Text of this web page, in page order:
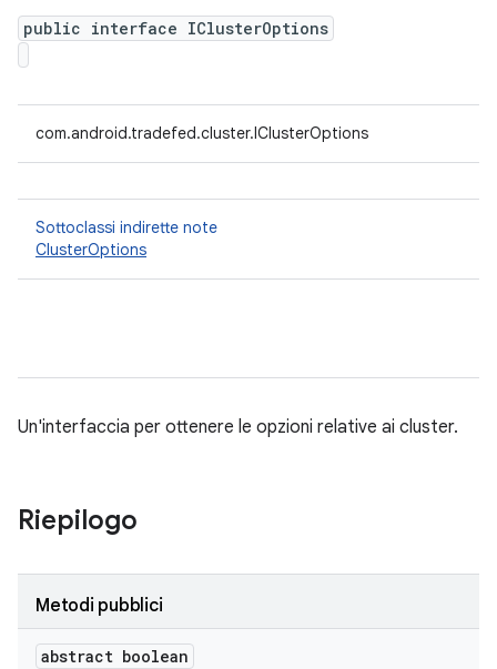
public interface IClusterOptions
com.android.tradefed.cluster.IClusterOptions
Sottoclassi indirette note
ClusterOptions
Un'interfaccia per ottenere le opzioni relative ai cluster.
Riepilogo
Metodi pubblici
abstract boolean